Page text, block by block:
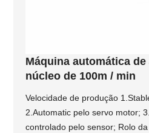
Máquina automática
núcleo de 100m / min
Velocidade de produção
2.Automatic pelo servo motor;
controlado pelo sensor; Rolo da